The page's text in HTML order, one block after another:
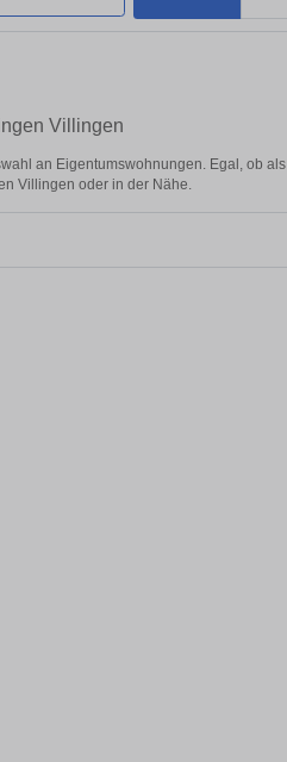
Villingen
an Eigentumswohnungen. Egal, ob als
Villingen oder in der Nähe.